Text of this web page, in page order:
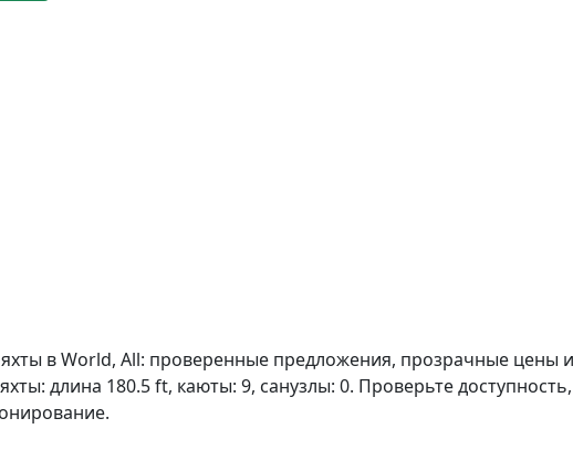
в World, All: проверенные предложения, прозрачные цены
длина 180.5 ft, каюты: 9, санузлы: 0. Проверьте